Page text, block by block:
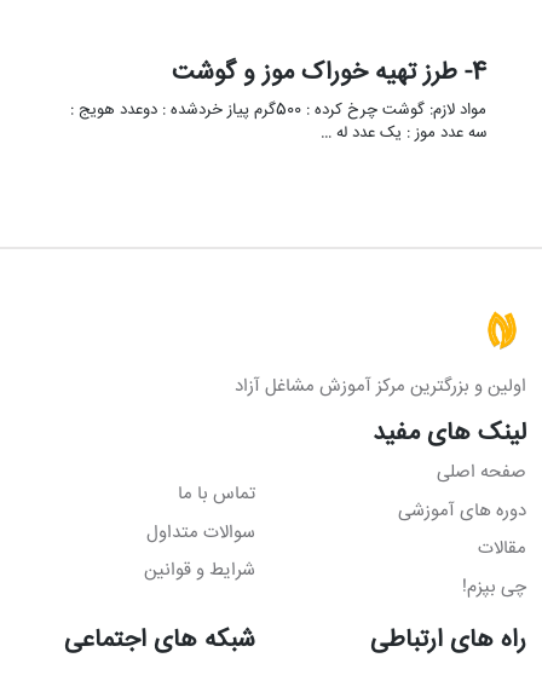
4- طرز تهیه خوراک موز و گوشت
مواد لازم: گوشت چرخ کرده : 500گرم پیاز خردشده : دوعدد هویج :
سه عدد موز : یک عدد له …
اولین و بزرگترین مرکز آموزش مشاغل آزاد
لینک های مفید
صفحه اصلی
دوره های آموزشی
مقالات
چی بپزم!
تماس با ما
سوالات متداول
شرایط و قوانین
راه های ارتباطی شبکه های اجتماعی